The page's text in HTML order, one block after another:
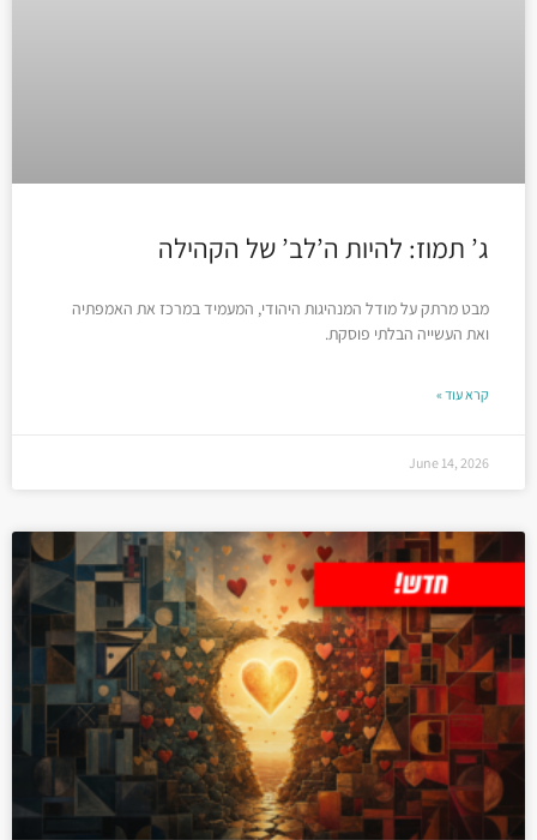
ג’ תמוז: להיות ה’לב’ של הקהילה
מבט מרתק על מודל המנהיגות היהודי, המעמיד במרכז את האמפתיה
ואת העשייה הבלתי פוסקת.
קרא עוד »
June 14, 2026